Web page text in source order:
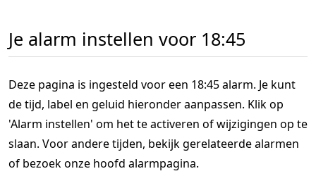
Je alarm instellen voor 18:45
Deze pagina is ingesteld voor een 18:45 alarm. Je kunt
de tijd, label en geluid hieronder aanpassen. Klik op
'Alarm instellen' om het te activeren of wijzigingen op te
slaan. Voor andere tijden, bekijk gerelateerde alarmen
of bezoek onze hoofd alarmpagina.